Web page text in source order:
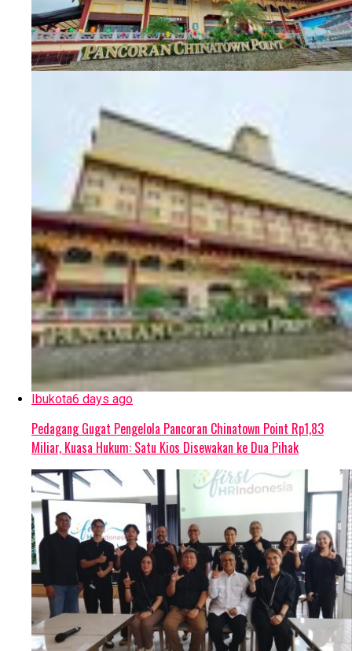
Ibukota6 days ago
Pedagang Gugat Pengelola Pancoran Chinatown Point Rp1,83
Miliar, Kuasa Hukum: Satu Kios Disewakan ke Dua Pihak